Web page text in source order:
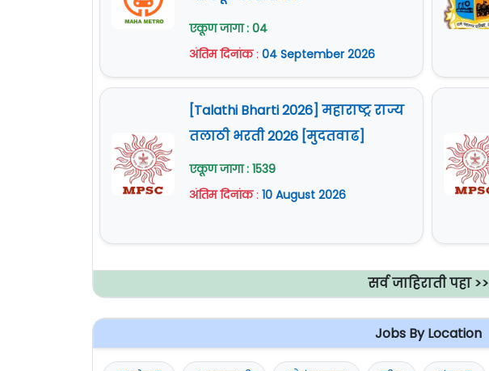
एकूण जागा : 04
अंतिम दिनांक: 04 September 2026
[Talathi Bharti 2026] महाराष्ट्र राज्य
तलाठी भरती 2026 [मुदतवाढ]
एकूण जागा : 1539
अंतिम दिनांक: 10 August 2026
सर्व जाहिराती पहा >>
Jobs By Location